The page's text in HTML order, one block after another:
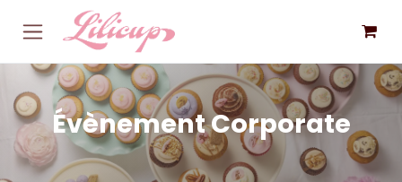
Overslaan naar inhoud
ÉvènementCorporate